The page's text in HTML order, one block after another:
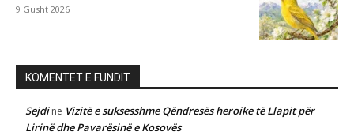
9 Gusht 2026
KOMENTET E FUNDIT
Sejdinë Vizitë e suksesshme Qëndresës heroike të Llapit për
Lirinë dhe Pavarësinë e Kosovës